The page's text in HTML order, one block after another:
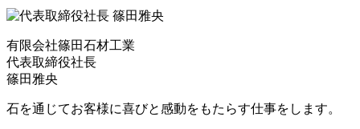
有限会社篠田石材工業
代表取締役社長
篠田雅央
石を通じてお客様に喜びと感動をもたらす仕事をします。